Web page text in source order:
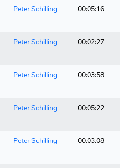
Peter Schilling 00:05:16
Peter Schilling 00:02:27
Peter Schilling 00:03:58
Peter Schilling 00:05:22
Peter Schilling 00:03:08